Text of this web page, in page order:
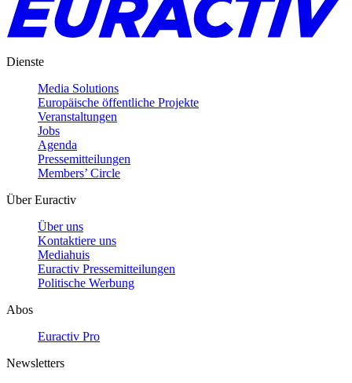
Dienste
Media Solutions
Europäische öffentliche Projekte
Veranstaltungen
Jobs
Agenda
Pressemitteilungen
Members’ Circle
Über Euractiv
Über uns
Kontaktiere uns
Mediahuis
Euractiv Pressemitteilungen
Politische Werbung
Abos
Euractiv Pro
Newsletters